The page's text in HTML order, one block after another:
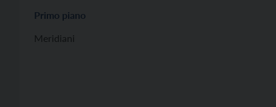
Primo piano
Meridiani